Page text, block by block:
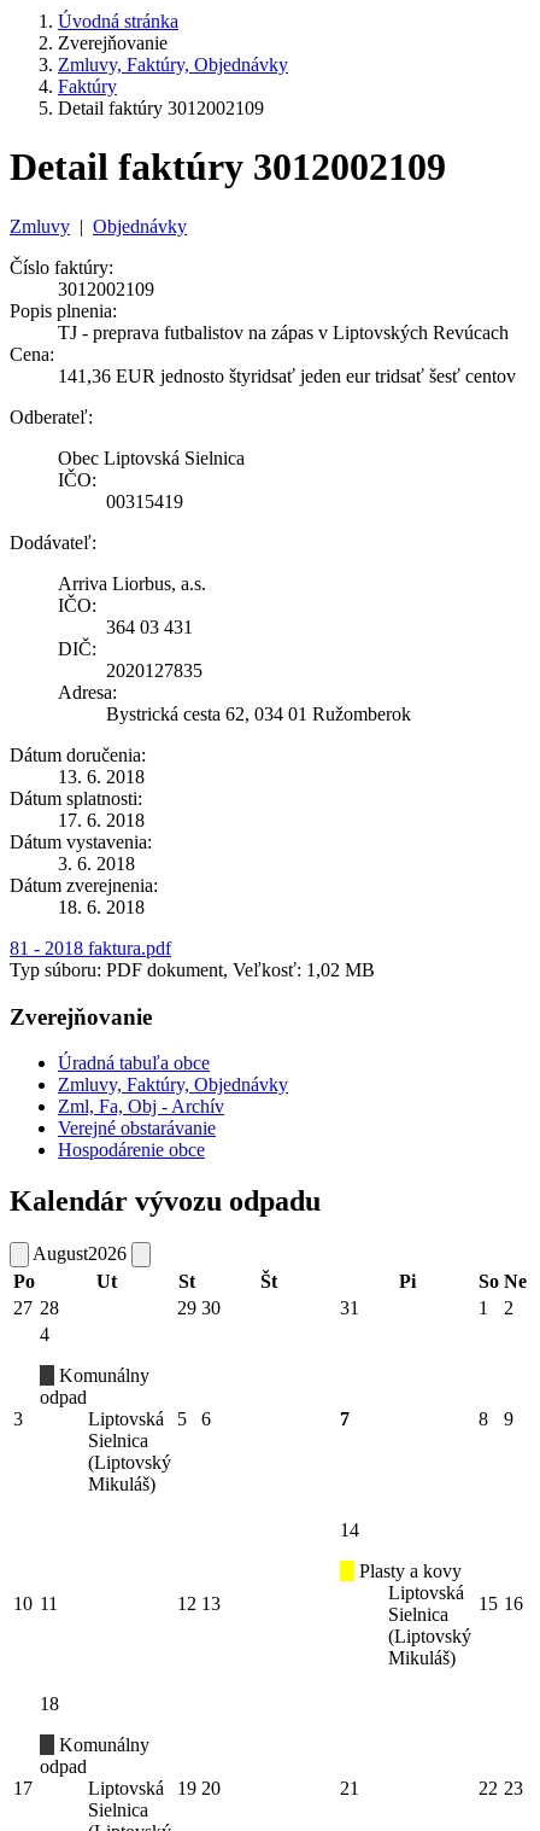
Úvodná stránka
Zverejňovanie
Zmluvy, Faktúry, Objednávky
Faktúry
Detail faktúry 3012002109
Detail faktúry 3012002109
Zmluvy | Objednávky
Číslo faktúry:
3012002109
Popis plnenia:
TJ - preprava futbalistov na zápas v Liptovských Revúcach
Cena:
141,36 EUR jednosto štyridsať jeden eur tridsať šesť centov
Odberateľ:
Obec Liptovská Sielnica
IČO:
00315419
Dodávateľ:
Arriva Liorbus, a.s.
IČO:
364 03 431
DIČ:
2020127835
Adresa:
Bystrická cesta 62, 034 01 Ružomberok
Dátum doručenia:
13. 6. 2018
Dátum splatnosti:
17. 6. 2018
Dátum vystavenia:
3. 6. 2018
Dátum zverejnenia:
18. 6. 2018
81 - 2018 faktura.pdf
Typ súboru: PDF dokument, Veľkosť: 1,02 MB
Zverejňovanie
Úradná tabuľa obce
Zmluvy, Faktúry, Objednávky
Zml, Fa, Obj - Archív
Verejné obstarávanie
Hospodárenie obce
Kalendár vývozu odpadu
August2026
Po
Ut St Št Pi So Ne
27 28 29 30 31 1 2
3
4
Komunálny
odpad
Liptovská
Sielnica
(Liptovský
Mikuláš)
5 6 7 8 9
10 11 12 13
14
Plasty a kovy
Liptovská
Sielnica
(Liptovský
Mikuláš)
15 16
17
18
Komunálny
odpad
Liptovská
Sielnica
19 20 21 22 23